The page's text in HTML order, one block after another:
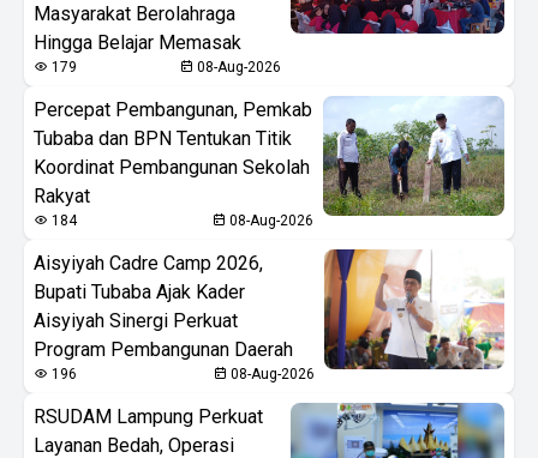
Masyarakat Berolahraga
Hingga Belajar Memasak
179 08-Aug-2026
Percepat Pembangunan, Pemkab
Tubaba dan BPN Tentukan Titik
Koordinat Pembangunan Sekolah
Rakyat
184 08-Aug-2026
Aisyiyah Cadre Camp 2026,
Bupati Tubaba Ajak Kader
Aisyiyah Sinergi Perkuat
Program Pembangunan Daerah
196 08-Aug-2026
RSUDAM Lampung Perkuat
Layanan Bedah, Operasi